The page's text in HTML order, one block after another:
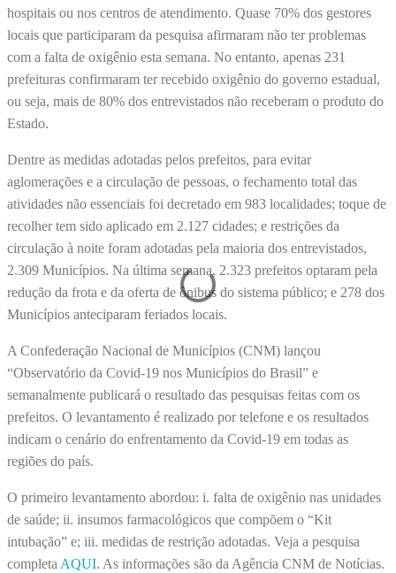
hospitais ou nos centros de atendimento. Quase 70% dos gestores
locais que participaram da pesquisa afirmaram não ter problemas
com a falta de oxigênio esta semana. No entanto, apenas 231
prefeituras confirmaram ter recebido oxigênio do governo estadual,
ou seja, mais de 80% dos entrevistados não receberam o produto do
Estado.
Dentre as medidas adotadas pelos prefeitos, para evitar
aglomerações e a circulação de pessoas, o fechamento total das
atividades não essenciais foi decretado em 983 localidades; toque de
recolher tem sido aplicado em 2.127 cidades; e restrições da
circulação à noite foram adotadas pela maioria dos entrevistados,
2.309 Municípios. Na última semana, 2.323 prefeitos optaram pela
redução da frota e da oferta de ônibus do sistema público; e 278 dos
Municípios anteciparam feriados locais.
A Confederação Nacional de Municípios (CNM) lançou
“Observatório da Covid-19 nos Municípios do Brasil” e
semanalmente publicará o resultado das pesquisas feitas com os
prefeitos. O levantamento é realizado por telefone e os resultados
indicam o cenário do enfrentamento da Covid-19 em todas as
regiões do país.
O primeiro levantamento abordou: i. falta de oxigênio nas unidades
de saúde; ii. insumos farmacológicos que compõem o “Kit
intubação” e; iii. medidas de restrição adotadas. Veja a pesquisa
completaAQUI. As informações são da Agência CNM de Notícias.